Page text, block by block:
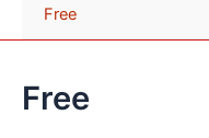
Free
Free